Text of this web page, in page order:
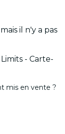
il n'y a pas
- Carte-
mis en vente ?